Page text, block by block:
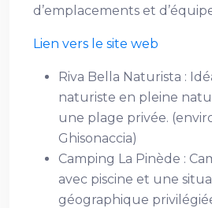
d’emplacements et
Lien vers le site web
Riva Bella Naturista :
naturiste en pleine
une plage privée.
Ghisonaccia)
Camping La Pinède :
avec piscine et une
géographique